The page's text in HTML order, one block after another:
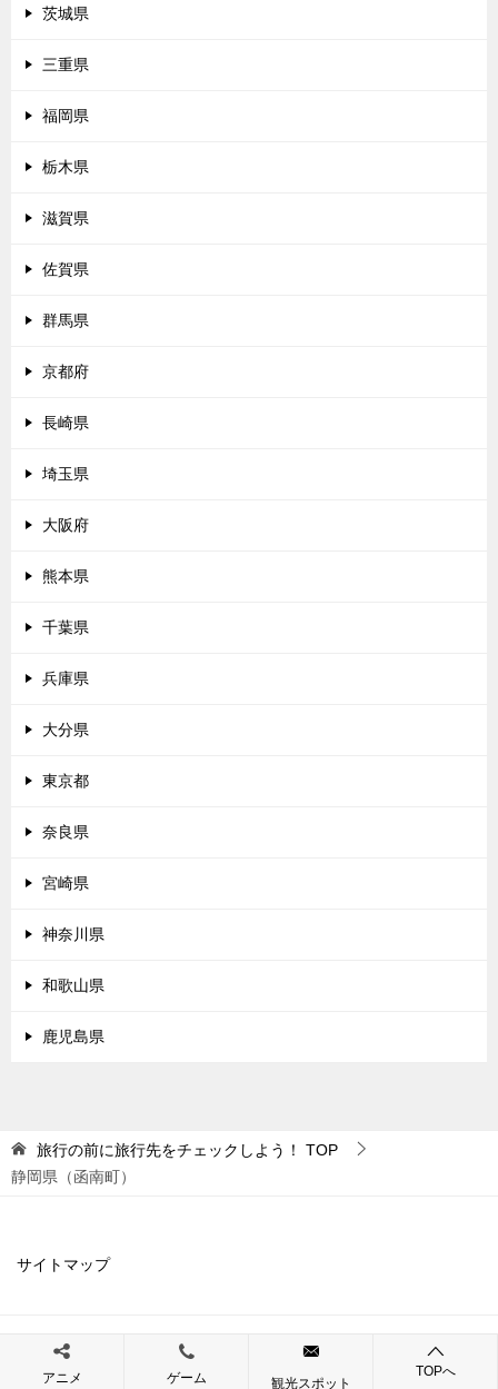
茨城県
三重県
福岡県
栃木県
滋賀県
佐賀県
群馬県
京都府
長崎県
埼玉県
大阪府
熊本県
千葉県
兵庫県
大分県
東京都
奈良県
宮崎県
神奈川県
和歌山県
鹿児島県
旅行の前に旅行先をチェックしよう！
TOP
静岡県（函南町）
サイトマップ
© 2019 旅行の前に旅行先をチェックしよう！
アニメ ゲーム 観光スポット
TOPへ